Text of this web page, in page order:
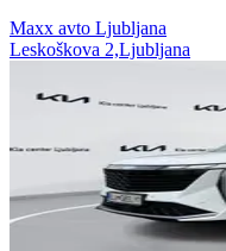
⁠Maxx avto Ljubljana
Leskoškova 2,Ljubljana